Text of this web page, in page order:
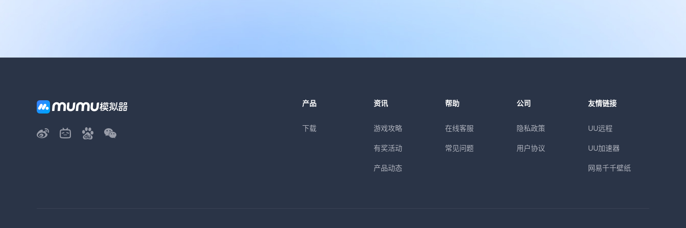
产品
下载
资讯
游戏攻略
有奖活动
产品动态
帮助
在线客服
常见问题
公司
隐私政策
用户协议
友情链接
UU远程
UU加速器
网易千千壁纸